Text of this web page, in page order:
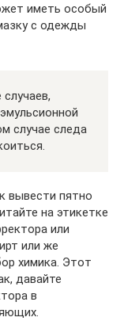
иметь особый
с одежды
случае следа
вывести пятно
на этикетке
или
или же
химика. Этот
давайте
в